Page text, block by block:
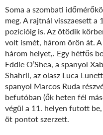
Soma a szombati
meg. A rajtnál visszaesett a
pozícióig is. Az ötödik
volt ismét, három örön át.
három helyet,. Egy hétfős
Eddie O’Shea, a spanyol
Shahril, az olasz Luca
spanyol Marcos Ruda
befutóban (ők heten fél
végül a 11. helyen futott
öt pontot szerzett.